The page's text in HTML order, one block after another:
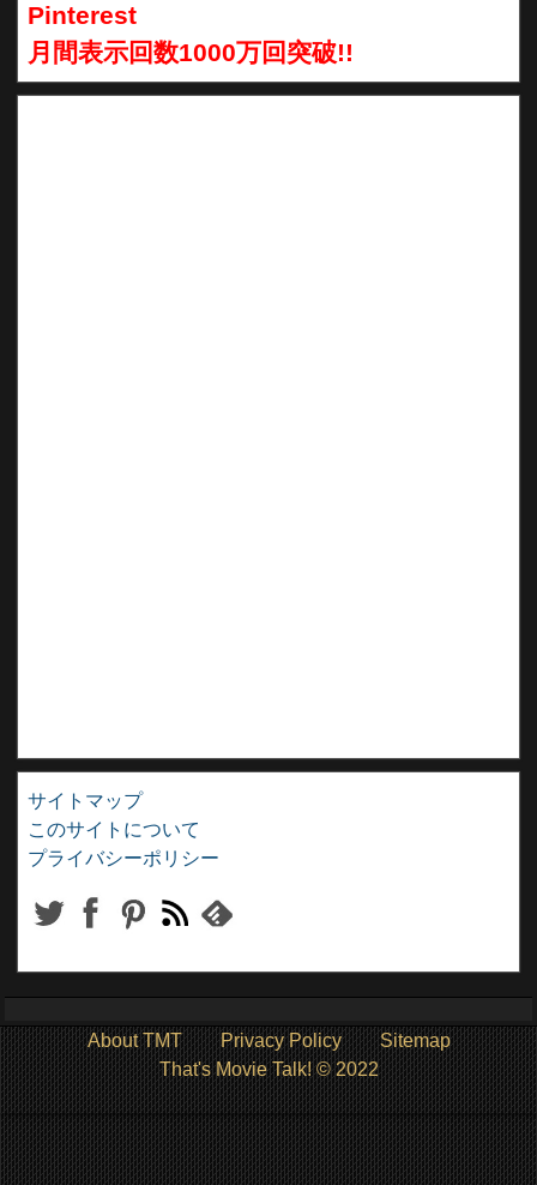
Pinterest
月間表示回数1000万回突破!!
サイトマップ
このサイトについて
プライバシーポリシー
About TMT Privacy Policy
Sitemap
That's Movie Talk! © 2022